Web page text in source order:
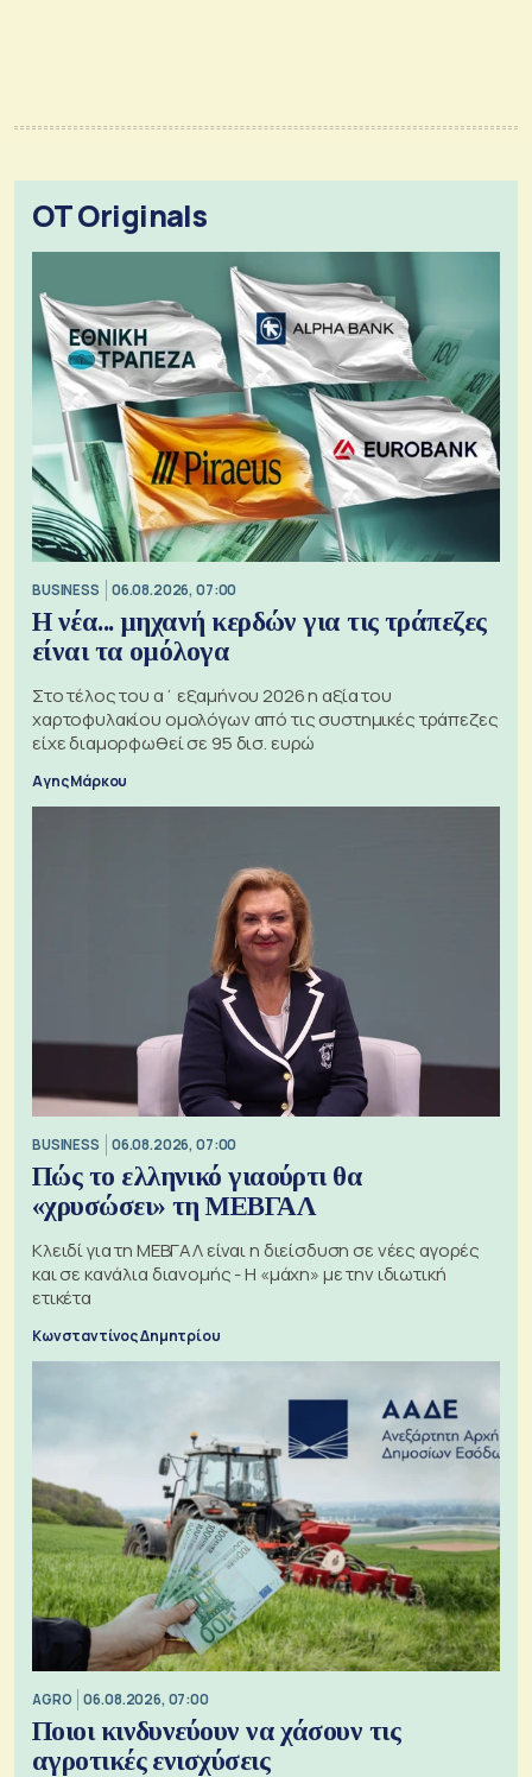
OT Originals
BUSINESS 06.08.2026, 07:00
Η νέα... μηχανή κερδών για τις τράπεζες
είναι τα ομόλογα
Στο τέλος του α΄ εξαμήνου 2026 η αξία του
χαρτοφυλακίου ομολόγων από τις συστημικές τράπεζες
είχε διαμορφωθεί σε 95 δισ. ευρώ
Αγης Μάρκου
BUSINESS 06.08.2026, 07:00
Πώς το ελληνικό γιαούρτι θα
«χρυσώσει» τη ΜΕΒΓΑΛ
Κλειδί για τη ΜΕΒΓΑΛ είναι η διείσδυση σε νέες αγορές
και σε κανάλια διανομής - Η «μάχη» με την ιδιωτική
ετικέτα
Κωνσταντίνος Δημητρίου
AGRO 06.08.2026, 07:00
Ποιοι κινδυνεύουν να χάσουν τις
αγροτικές ενισχύσεις